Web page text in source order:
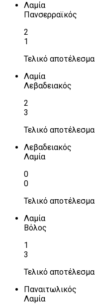
Λαμία
Πανσερραϊκός
2
1
Τελικό αποτέλεσμα
Λαμία
Λεβαδειακός
2
3
Τελικό αποτέλεσμα
Λεβαδειακός
Λαμία
0
0
Τελικό αποτέλεσμα
Λαμία
Βόλος
1
3
Τελικό αποτέλεσμα
Παναιτωλικός
Λαμία